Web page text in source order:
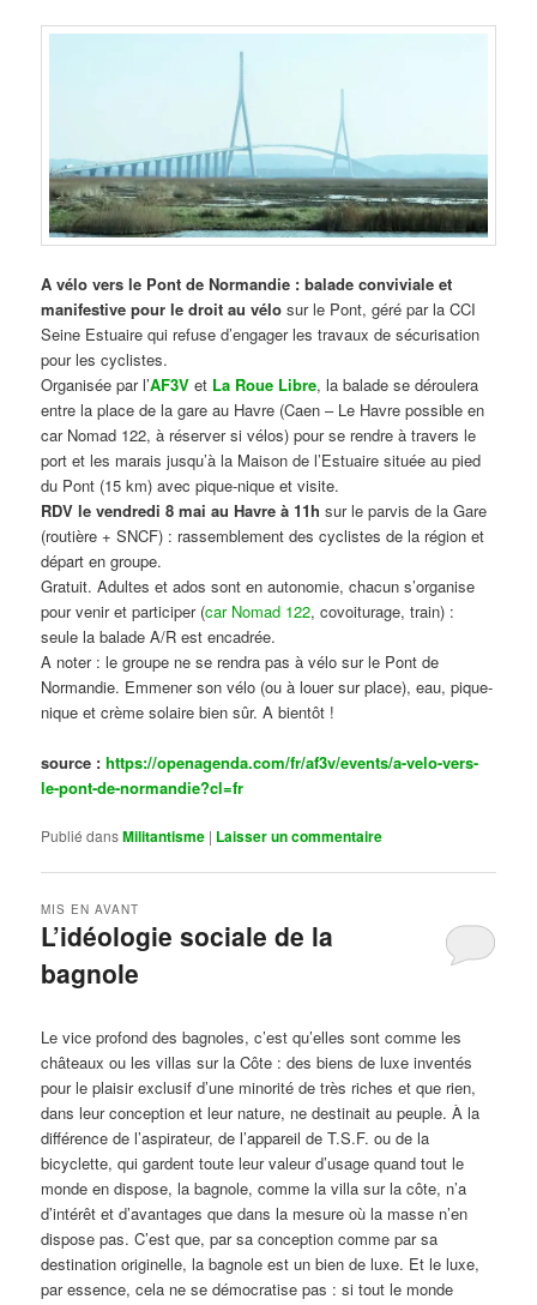
A vélo vers le Pont de Normandie : balade conviviale et
manifestive pour le droit au vélo sur le Pont, géré par la CCI
Seine Estuaire qui refuse d’engager les travaux de sécurisation
pour les cyclistes.
Organisée par l’AF3V et La Roue Libre, la balade se déroulera
entre la place de la gare au Havre (Caen – Le Havre possible en
car Nomad 122, à réserver si vélos) pour se rendre à travers le
port et les marais jusqu’à la Maison de l’Estuaire située au pied
du Pont (15 km) avec pique-nique et visite.
RDV le vendredi 8 mai au Havre à 11h sur le parvis de la Gare
(routière + SNCF) : rassemblement des cyclistes de la région et
départ en groupe.
Gratuit. Adultes et ados sont en autonomie, chacun s’organise
pour venir et participer (car Nomad 122, covoiturage, train) :
seule la balade A/R est encadrée.
A noter : le groupe ne se rendra pas à vélo sur le Pont de
Normandie. Emmener son vélo (ou à louer sur place), eau, pique-
nique et crème solaire bien sûr. A bientôt !
source :https://openagenda.com/fr/af3v/events/a-velo-vers-
le-pont-de-normandie?cl=fr
Publié dansMilitantisme | Laisser un commentaire
L’idéologie sociale de la
bagnole
MIS EN AVANT
Le vice profond des bagnoles, c’est qu’elles sont comme les
châteaux ou les villas sur la Côte : des biens de luxe inventés
pour le plaisir exclusif d’une minorité de très riches et que rien,
dans leur conception et leur nature, ne destinait au peuple. À la
différence de l’aspirateur, de l’appareil de T.S.F. ou de la
bicyclette, qui gardent toute leur valeur d’usage quand tout le
monde en dispose, la bagnole, comme la villa sur la côte, n’a
d’intérêt et d’avantages que dans la mesure où la masse n’en
dispose pas. C’est que, par sa conception comme par sa
destination originelle, la bagnole est un bien de luxe. Et le luxe,
par essence, cela ne se démocratise pas : si tout le monde